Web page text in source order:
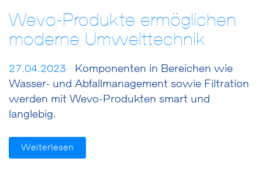
Wevo-Produkte ermöglichen
moderne Umwelttechnik
27.04.2023 · Komponenten in Bereichen wie
Wasser- und Abfallmanagement sowie Filtration
werden mit Wevo-Produkten smart und
langlebig.
Weiterlesen